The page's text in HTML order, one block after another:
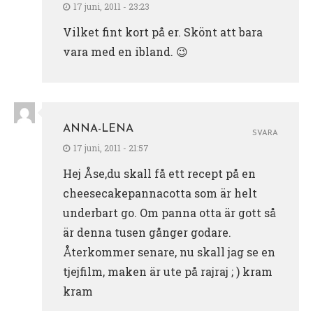
17 juni, 2011 - 23:23
Vilket fint kort på er. Skönt att bara
vara med en ibland. 😉
ANNA-LENA
17 juni, 2011 - 21:57
Hej Åse,du skall få ett recept på en
cheesecakepannacotta som är helt
underbart go. Om panna otta är gott så
är denna tusen gånger godare.
Återkommer senare, nu skall jag se en
tjejfilm, maken är ute på rajraj ; ) kram
kram
SVARA